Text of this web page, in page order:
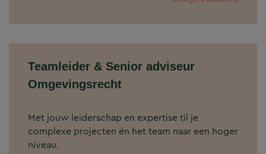
Teamleider & Senior adviseur
Omgevingsrecht
Met jouw leiderschap en expertise til je
complexe projecten én het team naar een hoger
niveau.